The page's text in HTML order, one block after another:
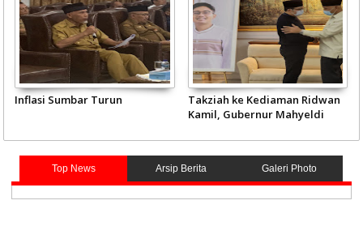
Inflasi Sumbar Turun
Takziah ke Kediaman Ridwan
Kamil, Gubernur Mahyeldi
Top News Arsip Berita Galeri Photo